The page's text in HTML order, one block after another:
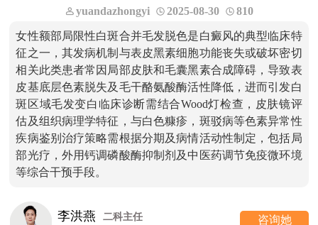
yuandazhongyi 2025-08-30 810
女性额部局限性白斑合并毛发脱色是白癜风的典型临床特
征之一，其发病机制与表皮黑素细胞功能丧失或破坏密切
相关此类患者常因局部皮肤和毛囊黑素合成障碍，导致表
皮基底层色素脱失及毛干酪氨酸酶活性降低，进而引发白
斑区域毛发变白临床诊断需结合Wood灯检查，皮肤镜评
估及组织病理学特征，与白色糠疹，斑驳病等色素异常性
疾病鉴别治疗策略需根据分期及病情活动性制定，包括局
部光疗，外用钙调磷酸酶抑制剂及中医药调节免疫微环境
等综合干预手段。
李洪燕
二科主任
咨询她